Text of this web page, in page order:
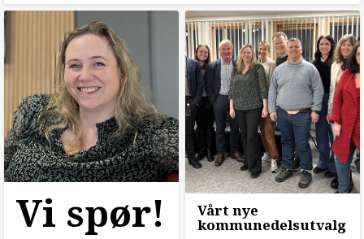
Vi spør! Vårt nye
kommunedelsutvalg